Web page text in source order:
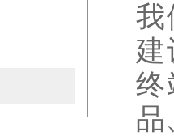
我
建
品